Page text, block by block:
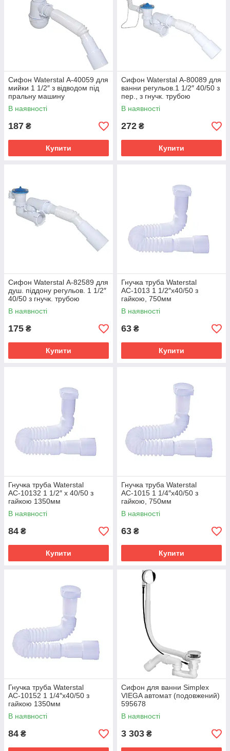
Сифон Waterstal А-40059 для
мийки 1 1/2″ з відводом під
пральну машину
В наявності
187 ₴
Купити
Сифон Waterstal А-80089 для
ванни регульов.1 1/2″ 40/50 з
пер., з гнучк. трубою
В наявності
272 ₴
Купити
Сифон Waterstal А-82589 для
душ. піддону регульов. 1 1/2″
40/50 з гнучк. трубою
В наявності
175 ₴
Купити
Гнучка труба Waterstal
АС-1013 1 1/2″х40/50 з
гайкою, 750мм
В наявності
63 ₴
Купити
Гнучка труба Waterstal
АС-10132 1 1/2″ х 40/50 з
гайкою 1350мм
В наявності
84 ₴
Купити
Гнучка труба Waterstal
АС-1015 1 1/4″х40/50 з
гайкою, 750мм
В наявності
63 ₴
Купити
Гнучка труба Waterstal
АС-10152 1 1/4″х40/50 з
гайкою 1350мм
В наявності
84 ₴
Сифон для ванни Simplex
VIEGA автомат (подовжений)
595678
В наявності
3 303 ₴